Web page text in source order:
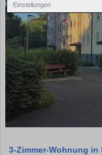
Einstellungen
3-Zimmer-Wohnung